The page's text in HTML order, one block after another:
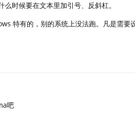
时候要在文本里加引号、反斜杠。
特有的，别的系统上没法跑。凡是需要
吧